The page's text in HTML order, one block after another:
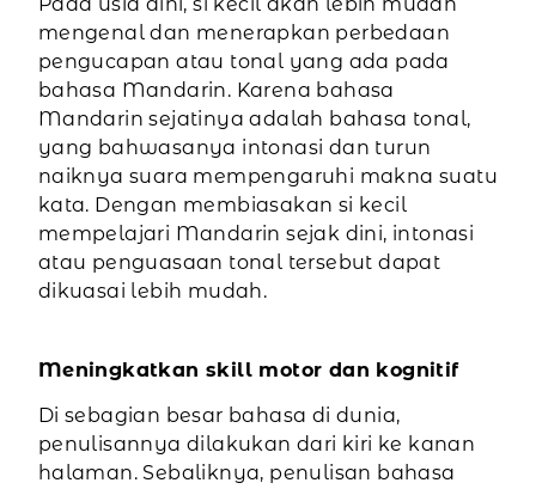
mengenal dan menerapkan perbedaan
pengucapan atau tonal yang ada pada
bahasa Mandarin. Karena bahasa
Mandarin sejatinya adalah bahasa tonal,
yang bahwasanya intonasi dan turun
naiknya suara mempengaruhi makna suatu
kata. Dengan membiasakan si kecil
mempelajari Mandarin sejak dini, intonasi
atau penguasaan tonal tersebut dapat
dikuasai lebih mudah.
Meningkatkan skill motor dan kognitif
Di sebagian besar bahasa di dunia,
penulisannya dilakukan dari kiri ke kanan
halaman. Sebaliknya, penulisan bahasa